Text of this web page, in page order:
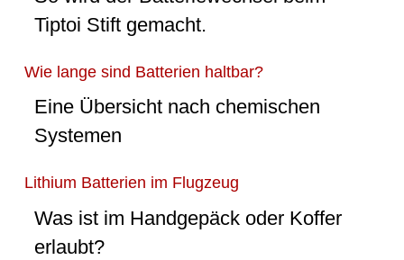
Tiptoi Stift gemacht.
Wie lange sind Batterien haltbar?
Eine Übersicht nach chemischen
Systemen
Lithium Batterien im Flugzeug
Was ist im Handgepäck oder Koffer
erlaubt?